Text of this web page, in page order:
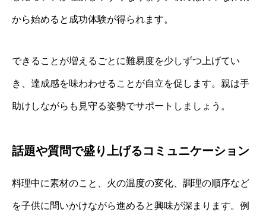
から始めると成功体験が得られます。
できることが増えるごとに難易度を少しずつ上げてい
き、達成感を味わわせることが自立を促します。親は手
助けしながらも見守る姿勢でサポートしましょう。
話題や質問で盛り上げるコミュニケーション
料理中に素材のこと、火の温度の変化、調理の順序など
を子供に問いかけながら進めると興味が深まります。例